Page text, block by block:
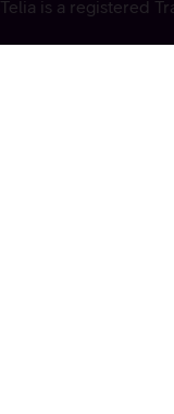
Telia is a registered